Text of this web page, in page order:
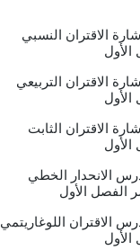
الاقتران النسبي
الاقتران التربيعي
الاقتران الثابت
الانحدار الخطي
الفصل الأول
الاقتران اللوغاريتمي